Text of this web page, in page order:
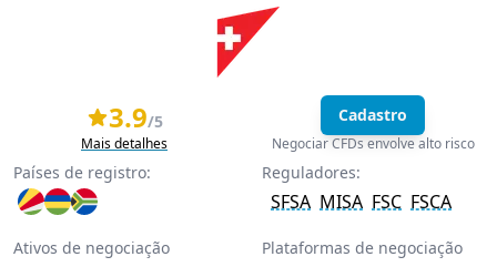
3.9/5
Mais detalhes
Cadastro
Negociar CFDs envolve alto risco
Países de registro: Reguladores:
SFSA MISA FSC FSCA
Ativos de negociação
Plataformas de negociação